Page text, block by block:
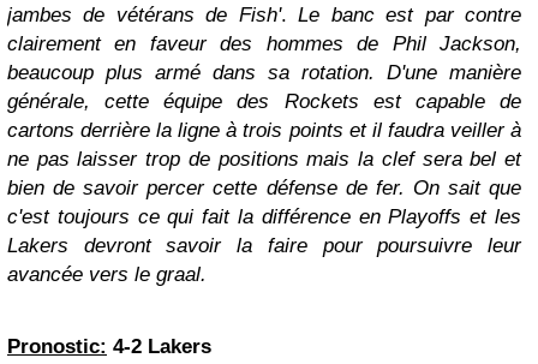
jambes de vétérans de Fish'.Le banc est par contre
clairement en faveur des hommes de Phil Jackson,
beaucoup plus armé dans sa rotation. D'une manière
générale, cette équipe des Rockets est capable de
cartons derrière la ligne à trois points et il faudra veiller à
ne pas laisser trop de positions mais la clef sera bel et
bien de savoir percer cette défense de fer. On sait que
c'est toujours ce qui fait la différence en Playoffs et les
Lakers devront savoir la faire pour poursuivre leur
avancée vers le graal.
Pronostic: 4-2 Lakers